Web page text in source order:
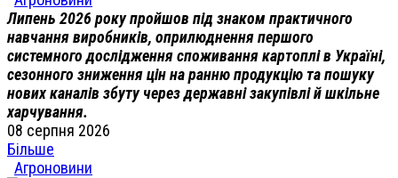
Липень 2026 року пройшов під знаком практичного
навчання виробників, оприлюднення першого
системного дослідження споживання картоплі в Україні,
сезонного зниження цін на ранню продукцію та пошуку
нових каналів збуту через державні закупівлі й шкільне
харчування.
08 серпня 2026
Більше
Агроновини